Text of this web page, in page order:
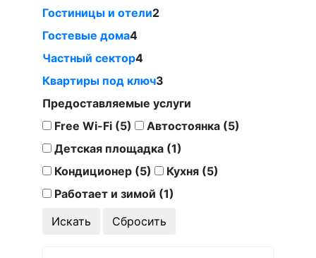
Гостиницы и отели2
Гостевые дома4
Частный сектор4
Квартиры под ключ3
Предоставляемые услуги
Free Wi-Fi (5)
Автостоянка (5)
Детская площадка (1)
Кондиционер (5)
Кухня (5)
Работает и зимой (1)